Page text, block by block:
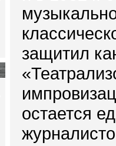
защитил
остается